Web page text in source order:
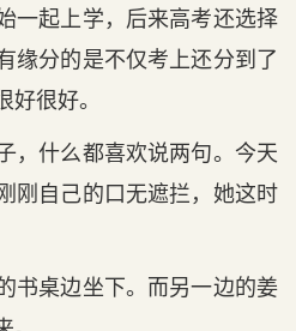
一起上学，后来高考还选择
缘分的是不仅考上还分到了
很好。
，什么都喜欢说两句。今天
刚自己的口无遮拦，她这时
书桌边坐下。而另一边的姜